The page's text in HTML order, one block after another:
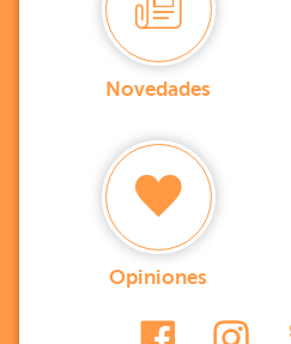
Novedades
Opiniones